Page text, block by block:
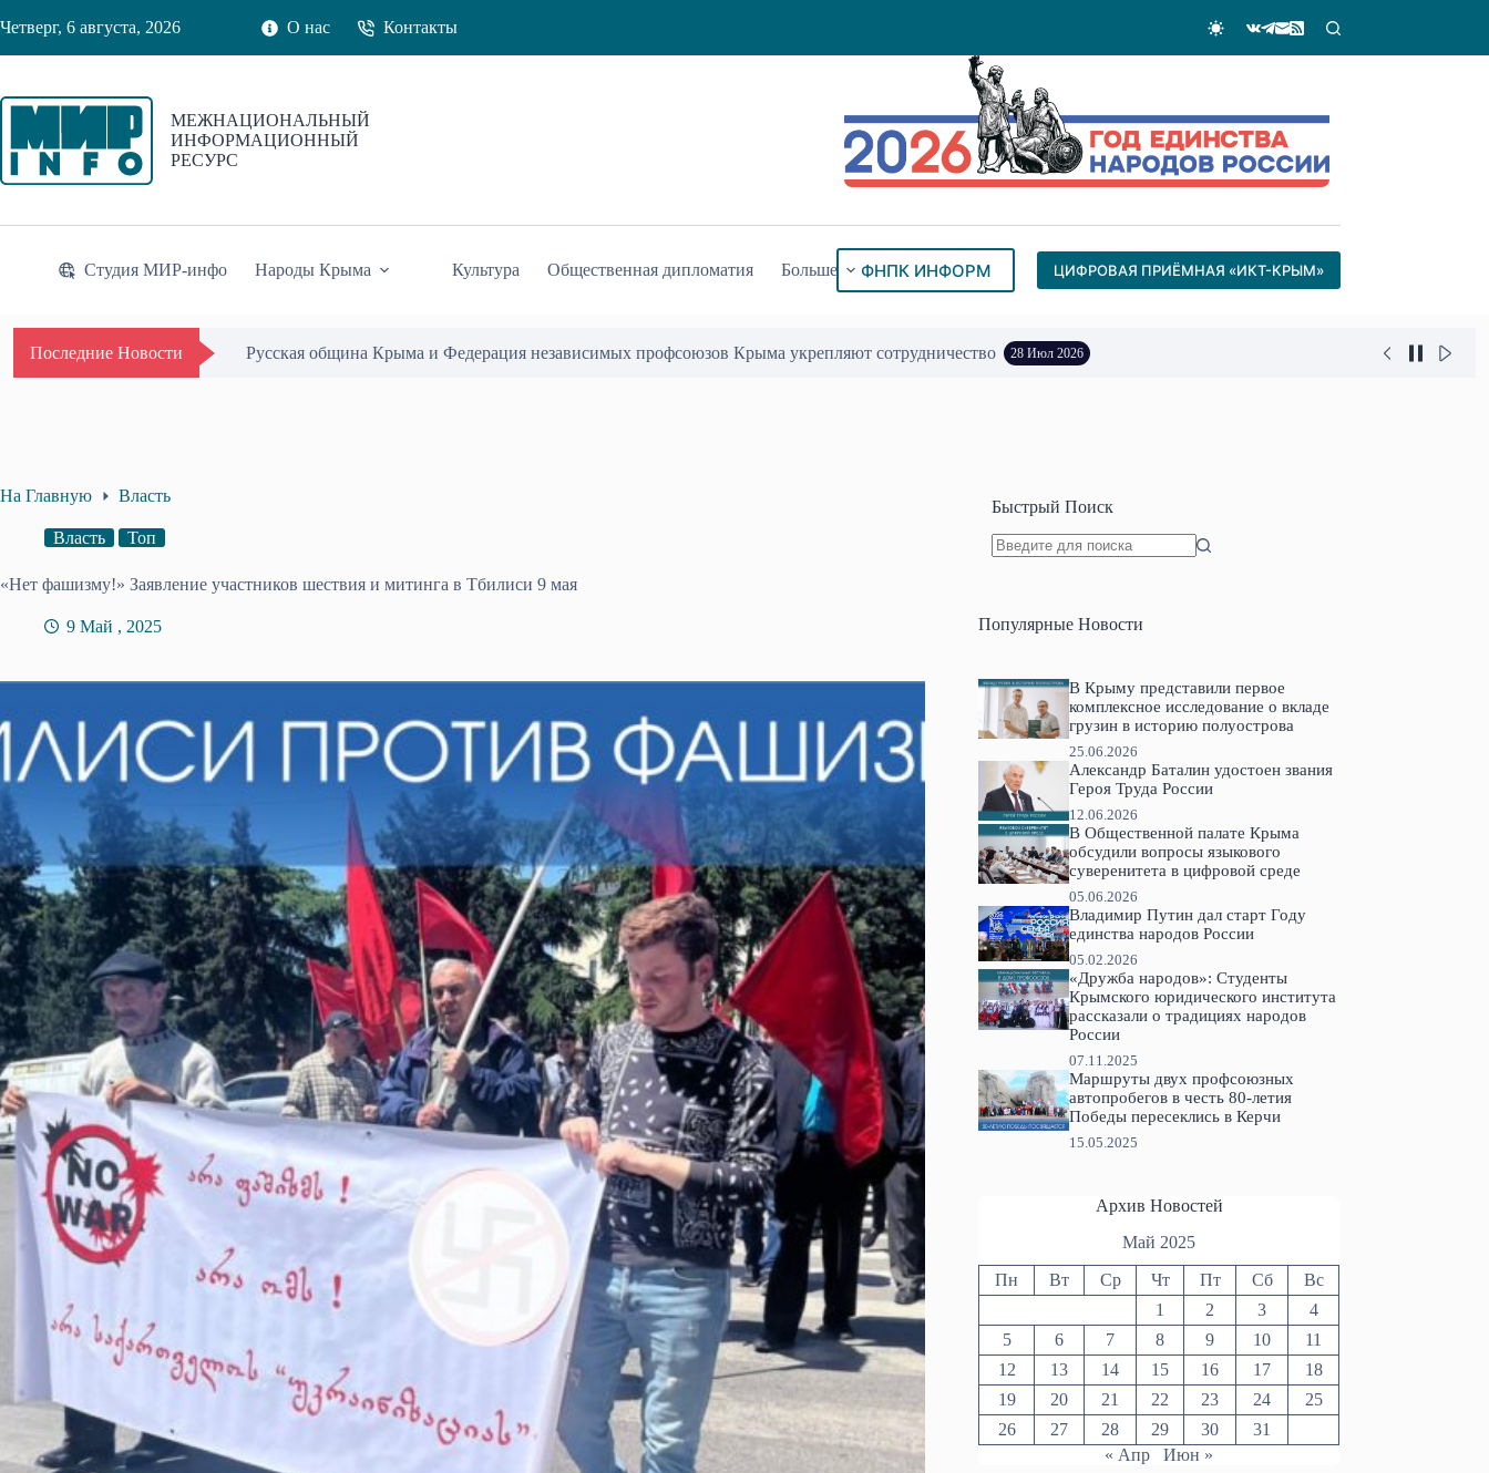
к
Четверг, 6 августа, 2026 О нас Контакты
МЕЖНАЦИОНАЛЬНЫЙ
ИНФОРМАЦИОННЫЙ
РЕСУРС
Студия МИР-инфо Народы Крыма Культура Общественная дипломатия Больше ФНПК ИНФОРМ ЦИФРОВАЯ ПРИЁМНАЯ «ИКТ-КРЫМ»
Последние Новости Одиссей Пипия удостоен Почётного знака «За гражданское служение» 17 Июл 2026
На Главную Власть
Власть Топ
«Нет фашизму!» Заявление участников шествия и митинга в Тбилиси 9 мая
9 Май , 2025
Быстрый Поиск
Популярные Новости
В Крыму представили первое
комплексное исследование о вкладе
грузин в историю полуострова
25.06.2026
Александр Баталин удостоен звания
Героя Труда России
12.06.2026
В Общественной палате Крыма
обсудили вопросы языкового
суверенитета в цифровой среде
05.06.2026
Владимир Путин дал старт Году
единства народов России
05.02.2026
«Дружба народов»: Студенты
Крымского юридического института
рассказали о традициях народов
России
07.11.2025
Маршруты двух профсоюзных
автопробегов в честь 80-летия
Победы пересеклись в Керчи
15.05.2025
Архив Новостей
Май 2025
Пн Вт Ср Чт Пт Сб
Вс
1
2 3
4
5
6 7 8 9 10
11
12
13 14 15 16 17
18
19
20 21 22 23 24
25
26
27 28 29 30
31
« Апр
Июн »